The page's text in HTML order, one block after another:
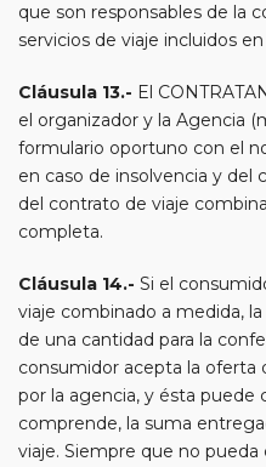
que son responsables de la
servicios de viaje incluidos
Cláusula 13.- El
el organizador y la Agencia
formulario oportuno con el
en caso de insolvencia y
del contrato de viaje
completa.
Cláusula 14.- Si el
viaje combinado a medida,
de una cantidad para la
consumidor acepta la oferta
por la agencia, y ésta puede
comprende, la suma
viaje. Siempre que no